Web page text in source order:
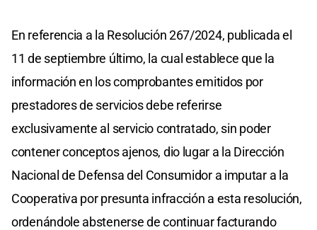
En referencia a la Resolución 267/2024, publicada el
11 de septiembre último, la cual establece que la
información en los comprobantes emitidos por
prestadores de servicios debe referirse
exclusivamente al servicio contratado, sin poder
contener conceptos ajenos, dio lugar a la Dirección
Nacional de Defensa del Consumidor a imputar a la
Cooperativa por presunta infracción a esta resolución,
ordenándole abstenerse de continuar facturando